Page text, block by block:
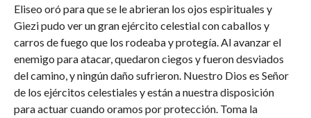
Eliseo oró para que se le abrieran los ojos espirituales y
Giezi pudo ver un gran ejército celestial con caballos y
carros de fuego que los rodeaba y protegía. Al avanzar el
enemigo para atacar, quedaron ciegos y fueron desviados
del camino, y ningún daño sufrieron. Nuestro Dios es Señor
de los ejércitos celestiales y están a nuestra disposición
para actuar cuando oramos por protección. Toma la